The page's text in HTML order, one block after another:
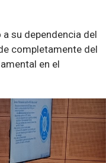
su dependencia del
completamente del
en el